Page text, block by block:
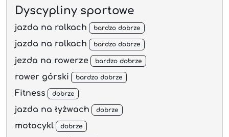
Dyscypliny sportowe
jazda na rolkach bardzo dobrze
jazda na rolkach bardzo dobrze
jezda na rowerze bardzo dobrze
rower górski bardzo dobrze
Fitness dobrze
jazda na łyżwach dobrze
motocykl dobrze